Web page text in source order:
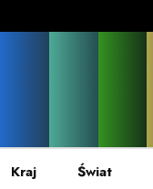
Kraj Świat